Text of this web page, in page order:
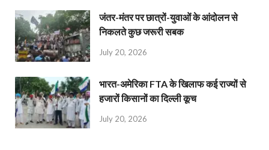
जंतर-मंतर पर छात्रों-युवाओं के आंदोलन से
निकलते कुछ जरूरी सबक
July 20, 2026
भारत-अमेरिका FTA के खिलाफ कई राज्यों से
हजारों किसानों का दिल्ली कूच
July 20, 2026